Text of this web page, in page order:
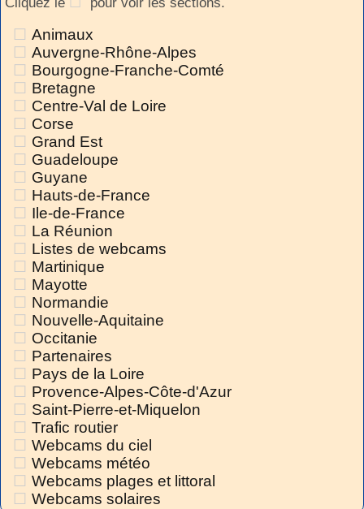
Cliquez le
pour voir les sections.
Animaux
Auvergne-Rhône-Alpes
Bourgogne-Franche-Comté
Bretagne
Centre-Val de Loire
Corse
Grand Est
Guadeloupe
Guyane
Hauts-de-France
Ile-de-France
La Réunion
Listes de webcams
Martinique
Mayotte
Normandie
Nouvelle-Aquitaine
Occitanie
Partenaires
Pays de la Loire
Provence-Alpes-Côte-d'Azur
Saint-Pierre-et-Miquelon
Trafic routier
Webcams du ciel
Webcams météo
Webcams plages et littoral
Webcams solaires